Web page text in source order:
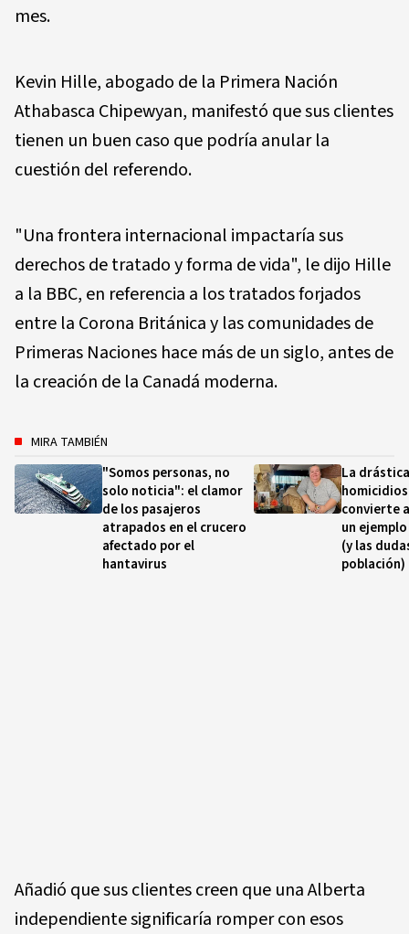
mes.
Kevin Hille, abogado de la Primera Nación
Athabasca Chipewyan, manifestó que sus clientes
tienen un buen caso que podría anular la
cuestión del referendo.
"Una frontera internacional impactaría sus
derechos de tratado y forma de vida", le dijo Hille
a la BBC, en referencia a los tratados forjados
entre la Corona Británica y las comunidades de
Primeras Naciones hace más de un siglo, antes de
la creación de la Canadá moderna.
MIRA TAMBIÉN
"Somos personas, no
solo noticia": el clamor
de los pasajeros
atrapados en el crucero
afectado por el
hantavirus
La
convierte
un
(y las
población)
Añadió que sus clientes creen que una Alberta
independiente significaría romper con esos